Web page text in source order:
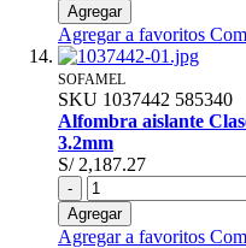
Agregar
Agregar a favoritos
SOFAMEL
SKU 1037442 585340
Alfombra aislante
3.2mm
S/ 2,187.27
-
Agregar
Agregar a favoritos